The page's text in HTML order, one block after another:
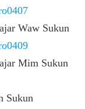
Waw Sukun
Mim Sukun
Sukun